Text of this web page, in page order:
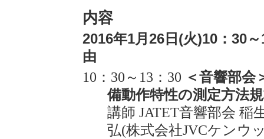
内容
2016年1月26日(火)10：30
由
10：30～13：30 ＜音響部会
備動作特性の測定方法
講師 JATET音響部会 稲
弘(株式会社JVCケンウ